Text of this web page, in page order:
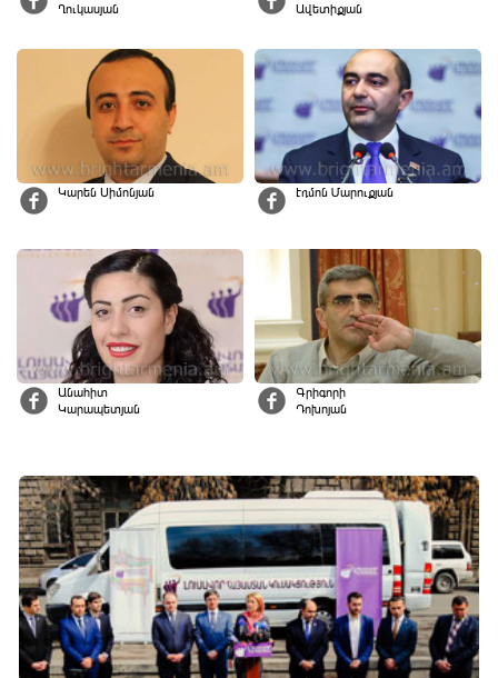
Ղուկասյան
Ավետիքյան
Կարեն Սիմոնյան Էդմոն Մարուքյան
Անահիտ
Կարապետյան
Գրիգորի
Դոխոյան